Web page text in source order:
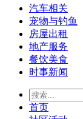
汽车相关
宠物与钓鱼
房屋出租
地产服务
餐饮美食
时事新闻
首页